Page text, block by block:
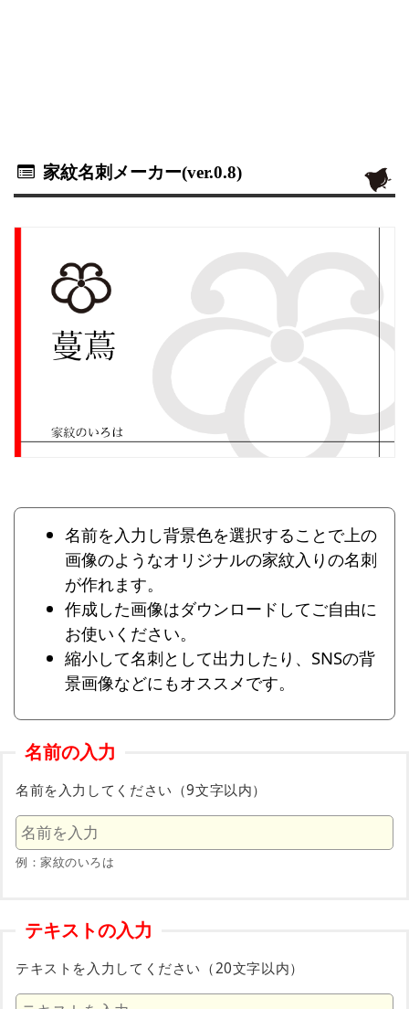
家紋名刺メーカー(ver.0.8)
名前を入力し背景色を選択することで上の
画像のようなオリジナルの家紋入りの名刺
が作れます。
作成した画像はダウンロードしてご自由に
お使いください。
縮小して名刺として出力したり、SNSの背
景画像などにもオススメです。
名前の入力
名前を入力してください（9文字以内）
例：家紋のいろは
テキストの入力
テキストを入力してください（20文字以内）